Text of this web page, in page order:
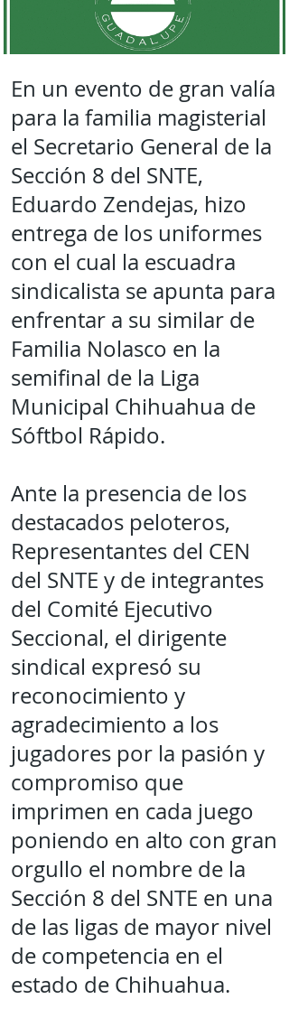
En un evento de gran valía
para la familia magisterial
el Secretario General de la
Sección 8 del SNTE,
Eduardo Zendejas, hizo
entrega de los uniformes
con el cual la escuadra
sindicalista se apunta para
enfrentar a su similar de
Familia Nolasco en la
semifinal de la Liga
Municipal Chihuahua de
Sóftbol Rápido.
Ante la presencia de los
destacados peloteros,
Representantes del CEN
del SNTE y de integrantes
del Comité Ejecutivo
Seccional, el dirigente
sindical expresó su
reconocimiento y
agradecimiento a los
jugadores por la pasión y
compromiso que
imprimen en cada juego
poniendo en alto con gran
orgullo el nombre de la
Sección 8 del SNTE en una
de las ligas de mayor nivel
de competencia en el
estado de Chihuahua.